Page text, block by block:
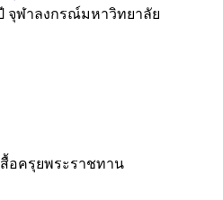
จุฬาลงกรณ์มหาวิทยาลัย
สื้อครุยพระราชทาน